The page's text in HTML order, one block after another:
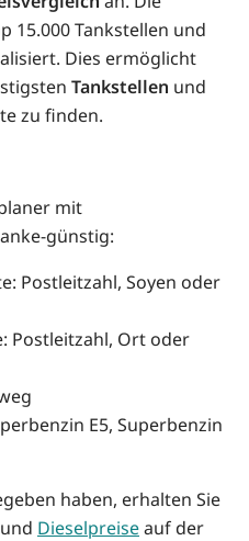
15.000 Tankstellen und
Dies ermöglicht
Tankstellen und
zu finden.
mit
günstig:
Postleitzahl, Soyen oder
Postleitzahl, Ort oder
E5, Superbenzin
haben, erhalten Sie
und Dieselpreiseauf der